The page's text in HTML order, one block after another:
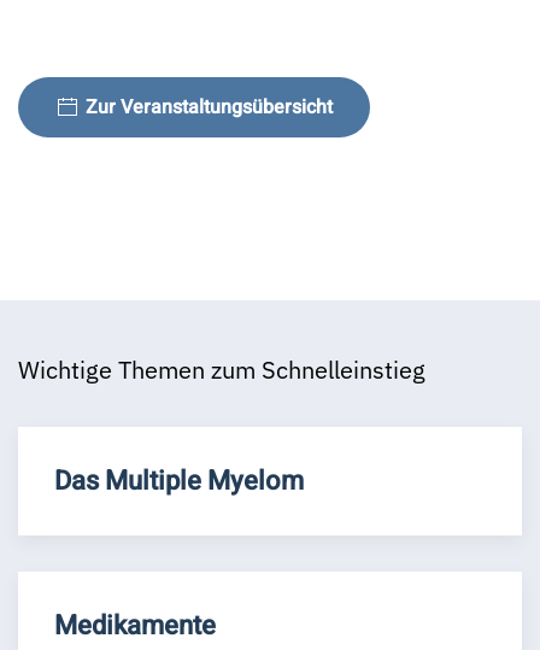
Zur Veranstaltungsübersicht
Wichtige Themen zum Schnelleinstieg
Das Multiple Myelom
Medikamente